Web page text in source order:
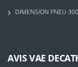
DIMENSION PNEU
AVIS VAE